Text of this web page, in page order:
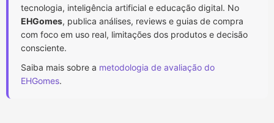
tecnologia, inteligência artificial e educação digital. No
EHGomes, publica análises, reviews e guias de compra
com foco em uso real, limitações dos produtos e decisão
consciente.
Saiba mais sobre a metodologia de avaliação do
EHGomes.